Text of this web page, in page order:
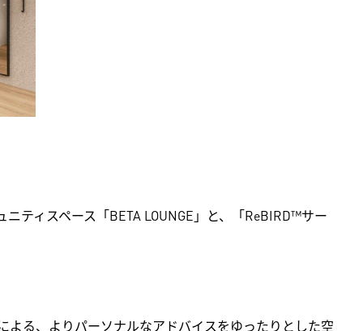
ティスペース「BETA LOUNGE」と、「ReBIRD™サー
る、よりパーソナルなアドバイスをゆったりとした空